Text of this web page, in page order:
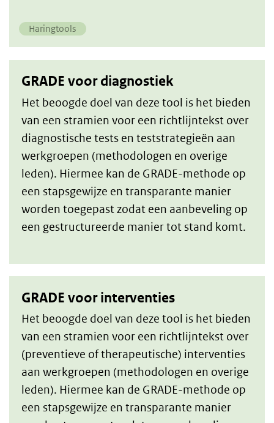
Haringtools
GRADE voor diagnostiek
Het beoogde doel van deze tool is het bieden
van een stramien voor een richtlijntekst over
diagnostische tests en teststrategieën aan
werkgroepen (methodologen en overige
leden). Hiermee kan de GRADE-methode op
een stapsgewijze en transparante manier
worden toegepast zodat een aanbeveling op
een gestructureerde manier tot stand komt.
GRADE voor interventies
Het beoogde doel van deze tool is het bieden
van een stramien voor een richtlijntekst over
(preventieve of therapeutische) interventies
aan werkgroepen (methodologen en overige
leden). Hiermee kan de GRADE-methode op
een stapsgewijze en transparante manier